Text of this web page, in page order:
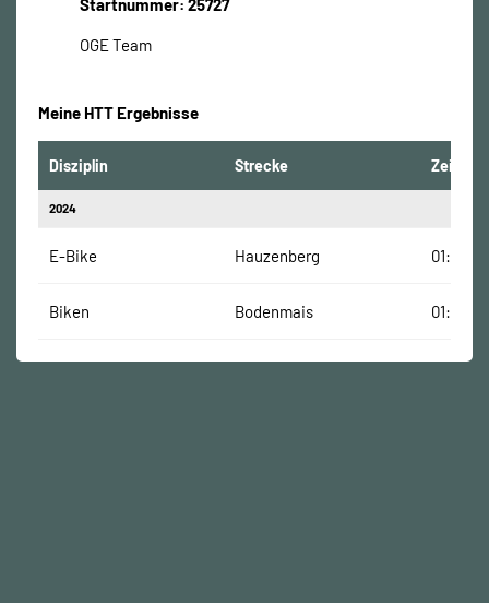
Startnummer: 25727
OGE Team
Meine HTT Ergebnisse
Disziplin Strecke Zeit
2024
E-Bike Hauzenberg
Biken Bodenmais